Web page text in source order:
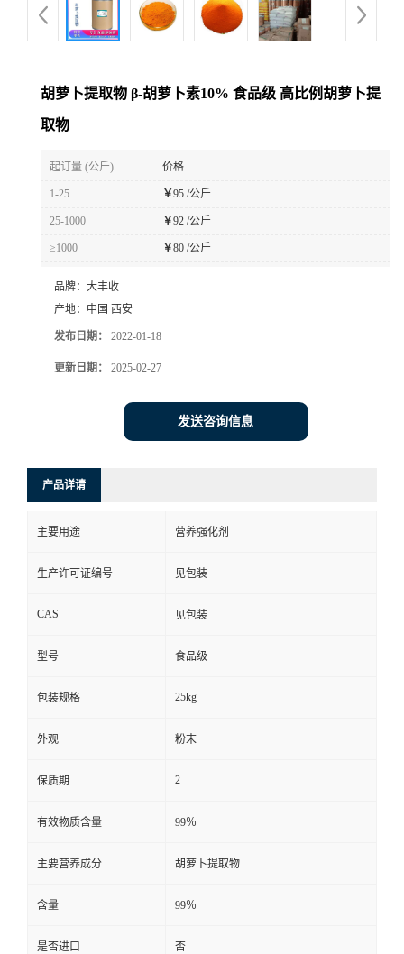
胡萝卜提取物 β-胡萝卜素10% 食品级 高比例胡萝卜提
取物
起订量 (公斤) 价格
1-25 ￥95 /公斤
25-1000 ￥92 /公斤
≥1000 ￥80 /公斤
品牌： 大丰收
产地： 中国 西安
发布日期： 2022-01-18
更新日期： 2025-02-27
发送咨询信息
产品详请
主要用途 营养强化剂
生产许可证编号 见包装
CAS 见包装
型号 食品级
包装规格 25kg
外观 粉末
保质期 2
有效物质含量 99％
主要营养成分 胡萝卜提取物
含量 99％
是否进口 否